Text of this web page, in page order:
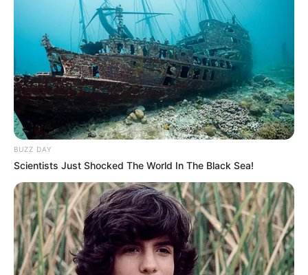
programme pour gagner. Vous pouvez l’établir avec l’aide
du logiciel Logic-prono et les grands noms de la presse
hippique comme: Bilto, Canal-Turf, Dauphiné-Libéré,
Equidia, Europe1, GENY, la Gazette des Courses, Le
Parisien, le Républicain-Lorrain, l’Indépendant, Ouest-
France, Paris Courses, Paris-Turf, RTL, Sud Ouest, Tiercé
Magazine, Tropiques FM, Week-End et Zone-Turf, et bien
d’autres encore.
Faites votre propre synthèse avec l’aide du Logiciel 100%
gratuit et obtenez un pronostic Logique ou avec des
outsiders.
BUZZ DAY
Scientists Just Shocked The World In The Black Sea!